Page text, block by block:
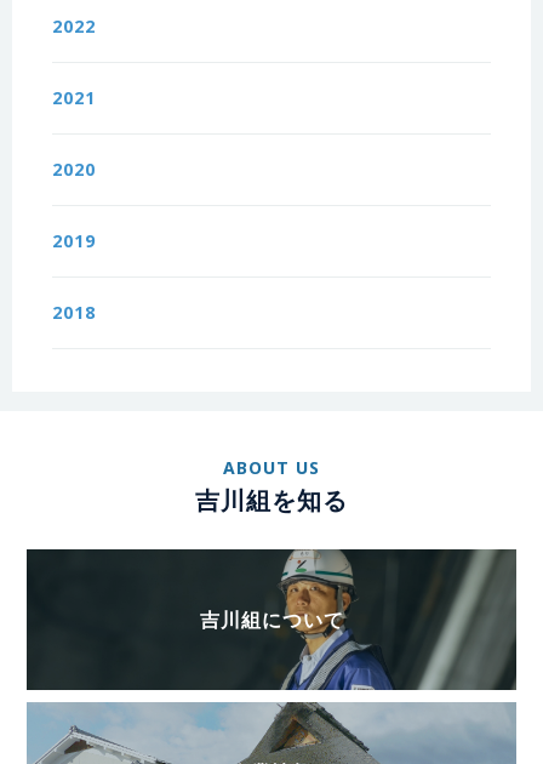
2022
2021
2020
2019
2018
ABOUT US
吉川組を知る
吉川組について